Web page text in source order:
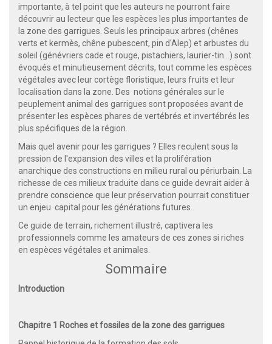
importante, à tel point que les auteurs ne pourront faire
découvrir au lecteur que les espèces les plus importantes de
la zone des garrigues. Seuls les principaux arbres (chênes
verts et kermès, chêne pubescent, pin d'Alep) et arbustes du
soleil (génévriers cade et rouge, pistachiers, laurier-tin…) sont
évoqués et minutieusement décrits, tout comme les espèces
végétales avec leur cortège floristique, leurs fruits et leur
localisation dans la zone. Des notions générales sur le
peuplement animal des garrigues sont proposées avant de
présenter les espèces phares de vertébrés et invertébrés les
plus spécifiques de la région.
Mais quel avenir pour les garrigues ? Elles reculent sous la
pression de l'expansion des villes et la prolifération
anarchique des constructions en milieu rural ou périurbain. La
richesse de ces milieux traduite dans ce guide devrait aider à
prendre conscience que leur préservation pourrait constituer
un enjeu capital pour les générations futures.
Ce guide de terrain, richement illustré, captivera les
professionnels comme les amateurs de ces zones si riches
en espèces végétales et animales.
Sommaire
Introduction
Chapitre 1 Roches et fossiles de la zone des garrigues